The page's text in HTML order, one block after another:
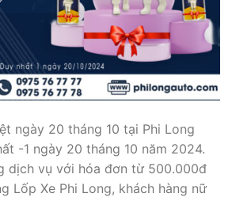
ngày 20 tháng 10 tại Phi Long
-1 ngày 20 tháng 10 năm 2024.
dịch vụ với hóa đơn từ 500.000đ
Lốp Xe Phi Long, khách hàng nữ